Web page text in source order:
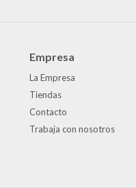
Empresa
La Empresa
Tiendas
Contacto
Trabaja con nosotros